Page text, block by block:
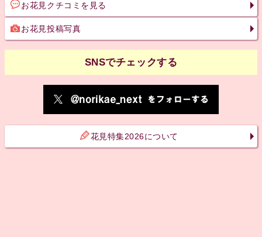
お花見クチコミを見る
お花見投稿写真
SNSでチェックする
花見特集2026について